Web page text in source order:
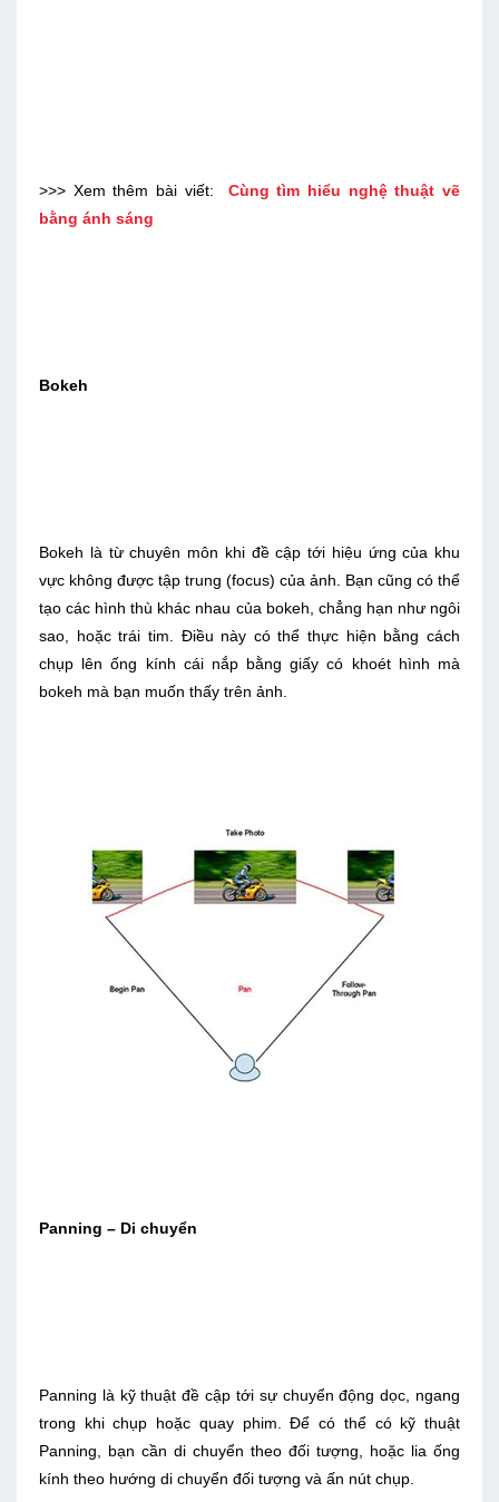
>>> Xem thêm bài viết: Cùng tìm hiểu nghệ thuật vẽ
bằng ánh sáng
Bokeh
Bokeh là từ chuyên môn khi đề cập tới hiệu ứng của khu
vực không được tập trung (focus) của ảnh. Bạn cũng có thể
tạo các hình thù khác nhau của bokeh, chẳng hạn như ngôi
sao, hoặc trái tim. Điều này có thể thực hiện bằng cách
chụp lên ống kính cái nắp bằng giấy có khoét hình mà
bokeh mà bạn muốn thấy trên ảnh.
Panning – Di chuyển
Panning là kỹ thuật đề cập tới sự chuyển động dọc, ngang
trong khi chụp hoặc quay phim. Để có thể có kỹ thuật
Panning, bạn cần di chuyển theo đối tượng, hoặc lia ống
kính theo hướng di chuyển đối tượng và ấn nút chụp.